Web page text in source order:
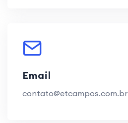
Email
contato@etcampos.com.br